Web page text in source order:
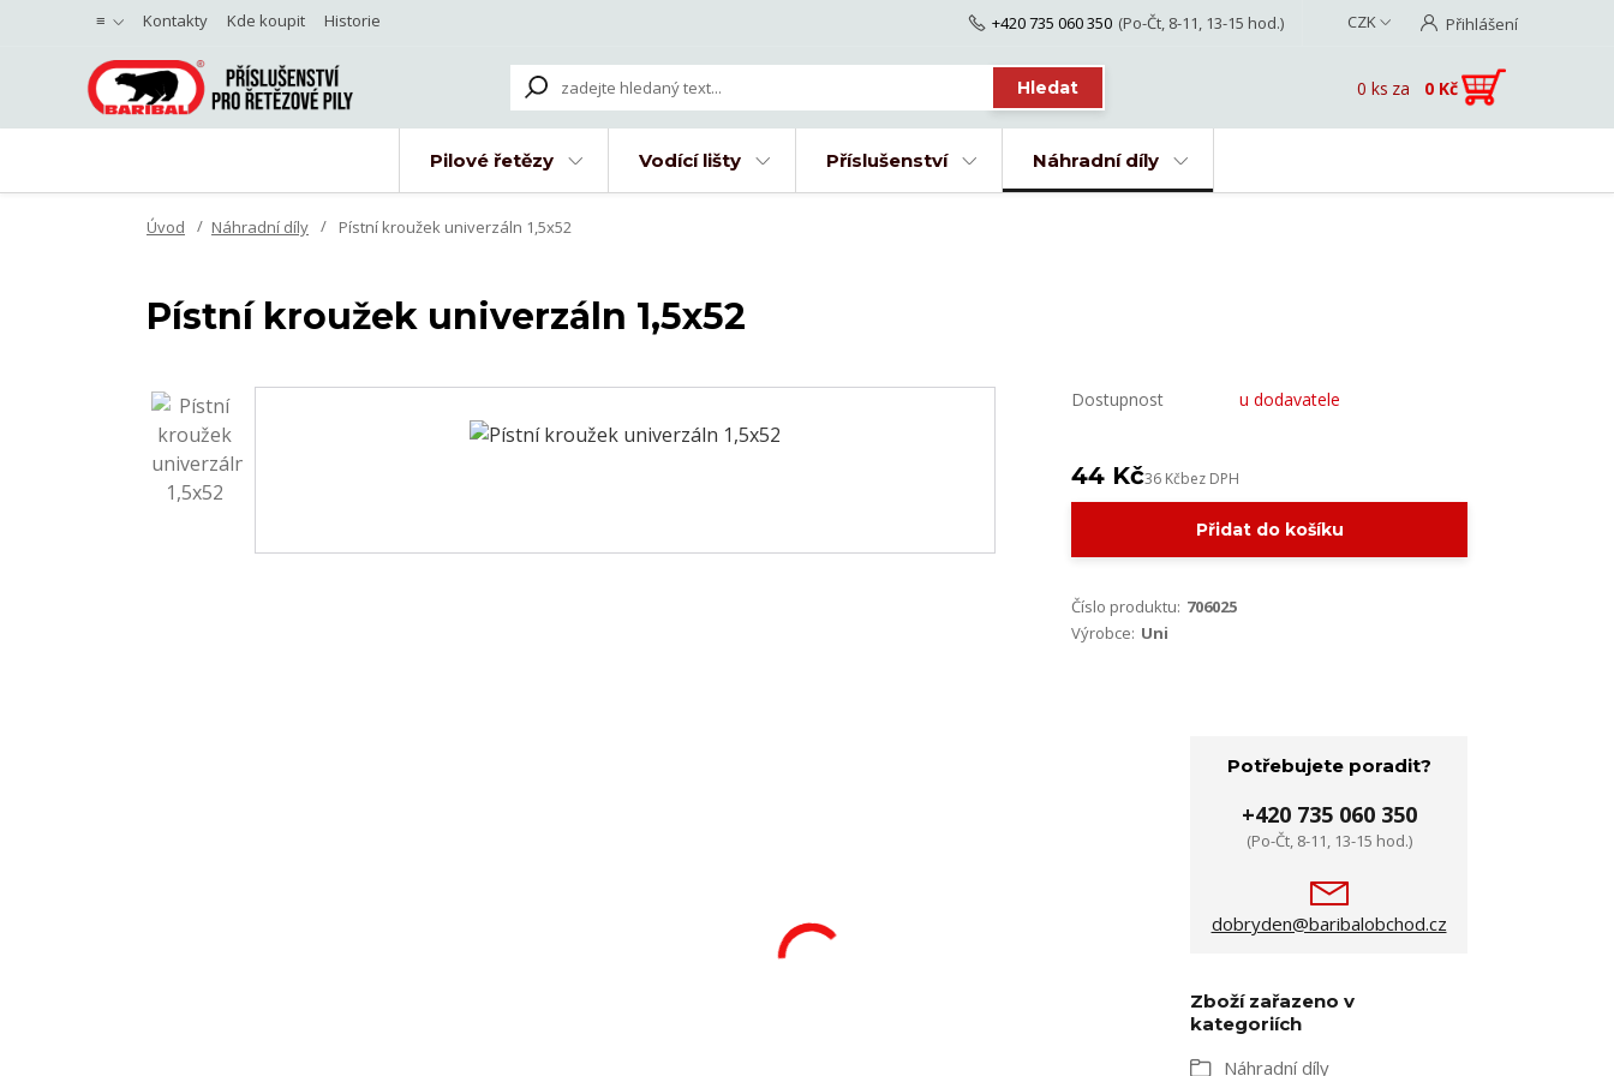
≡ Kontakty Kde koupit Historie CZK Přihlášení
Hledat
+420 735 060 350 (Po-Čt, 8-11, 13-15 hod.)
0 ks za 0 Kč
Pilové řetězy Vodící lišty Příslušenství Náhradní díly
Úvod Náhradní díly Pístní kroužek univerzáln 1,5x52
Pístní kroužek univerzáln 1,5x52
Dostupnost u dodavatele
44 Kč36 Kčbez DPH
Přidat do košíku
Číslo produktu: 706025
Výrobce: Uni
Potřebujete poradit?
+420 735 060 350
(Po-Čt, 8-11, 13-15 hod.)
dobryden@baribalobchod.cz
Zboží zařazeno v
kategoriích
Náhradní díly